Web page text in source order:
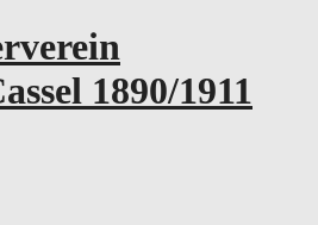
1890/1911